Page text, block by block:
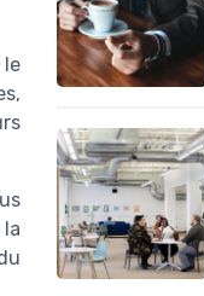
le